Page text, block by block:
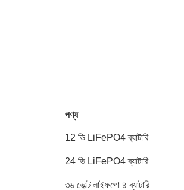
পণ্য
12 ভি LiFePO4 ব্যাটারি
24 ভি LiFePO4 ব্যাটারি
৩৬ ভোল্ট লাইফপো ৪ ব্যাটারি